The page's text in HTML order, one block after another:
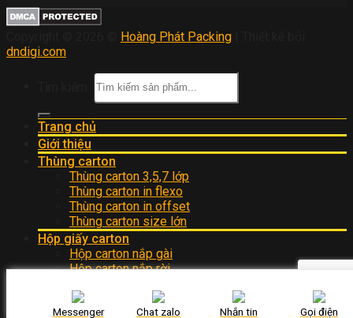
Hoàng Phát Packing
dndigi.com
Trang chủ
Giới thiệu
Thùng carton
Thùng carton 3,5,7 lớp
Thùng carton in flexo
Thùng carton in offset
Thùng carton size lớn
Hộp giấy carton
Hộp carton nắp gài
Hộp carton nắp rời
Bao bì carton
Gọi điện
Nhắn tin
Chat zalo
Messenger